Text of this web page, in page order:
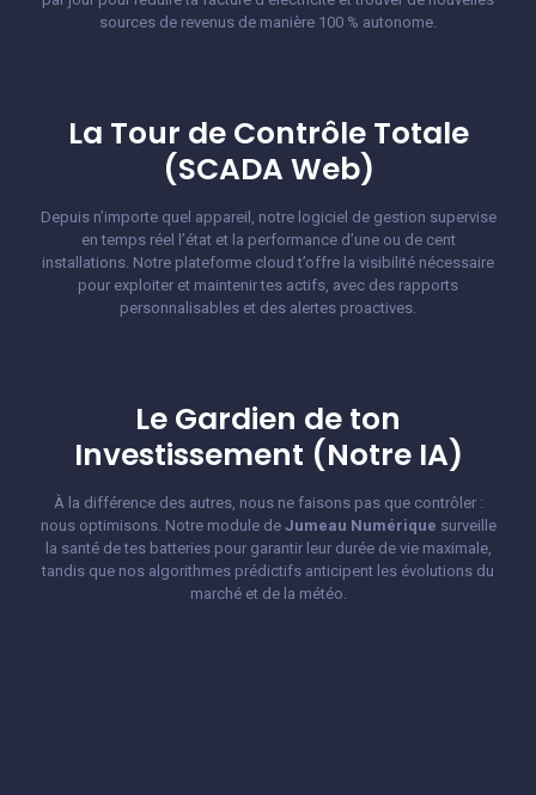
sources de revenus de manière 100 % autonome.
La Tour de Contrôle Totale
(SCADA Web)
Depuis n’importe quel appareil, notre logiciel de gestion supervise
en temps réel l’état et la performance d’une ou de cent
installations. Notre plateforme cloud t’offre la visibilité nécessaire
pour exploiter et maintenir tes actifs, avec des rapports
personnalisables et des alertes proactives.
Le Gardien de ton
Investissement (Notre IA)
À la différence des autres, nous ne faisons pas que contrôler :
nous optimisons. Notre module de Jumeau Numérique surveille
la santé de tes batteries pour garantir leur durée de vie maximale,
tandis que nos algorithmes prédictifs anticipent les évolutions du
marché et de la météo.